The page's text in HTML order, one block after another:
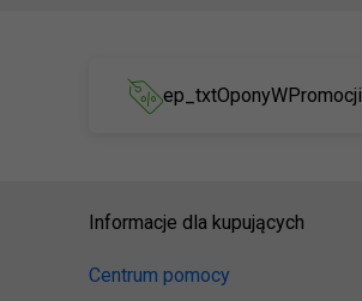
ep_txtOponyWPromocji
Informacje dla kupujących
Centrum pomocy